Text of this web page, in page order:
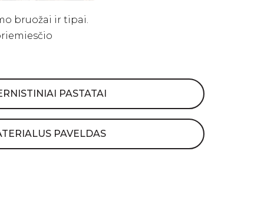
bruožai ir tipai.
PASTATAI
PAVELDAS